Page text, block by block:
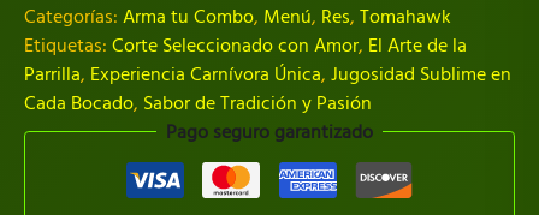
Categorías: Arma tu Combo, Menú, Res, Tomahawk
Etiquetas: Corte Seleccionado con Amor, El Arte de la
Parrilla, Experiencia Carnívora Única, Jugosidad Sublime en
Cada Bocado, Sabor de Tradición y Pasión
Pago seguro garantizado